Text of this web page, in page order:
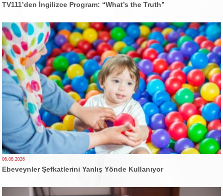
TV111’den İngilizce Program: “What’s the Truth”
06.08.2026
Ebeveynler Şefkatlerini Yanlış Yönde Kullanıyor